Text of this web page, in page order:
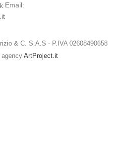
Email:
& C. S.A.S - P.IVA 02608490658
agencyArtProject.it